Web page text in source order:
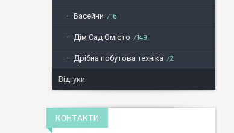
Басейни 16
Дім Сад Омісто 149
Дрібна побутова техніка 2
Відгуки
КОНТАКТИ